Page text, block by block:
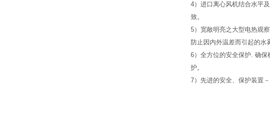
4）进口离心风机结合水平
致。
5）宽敞明亮之大型电热观
防止因内外温差而引起的水
6）全方位的安全保护. 确
护。
7）先进的安全、保护装置